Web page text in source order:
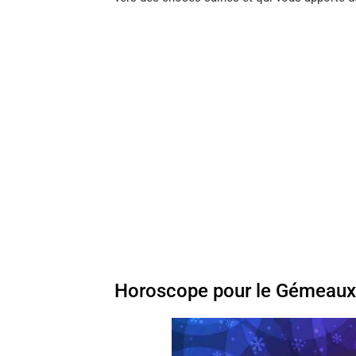
Horoscope pour le